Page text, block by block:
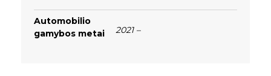
Automobilio
gamybos metai
2021 –